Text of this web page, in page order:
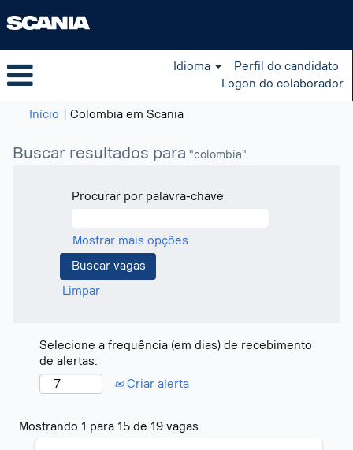
Idioma
Perfil do candidato
Logon do colaborador
Início Colombia em Scania(página
Buscar resultados para "colombia".
Procurar por palavra-chave
Mostrar mais opções
Limpar
Selecione a frequência (em dias) de recebimento
de alertas:
Criar alerta
Mostrando 1 para 15 de 19 vagas